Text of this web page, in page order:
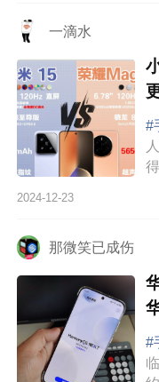
一滴水
#
2024-12-23
那微笑已成伤
#